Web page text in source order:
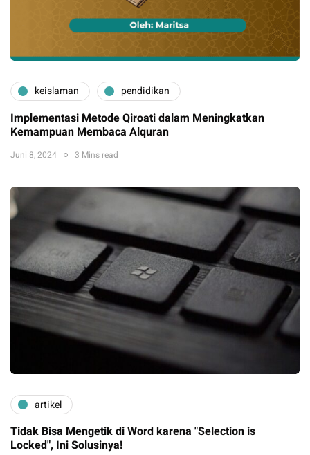
keislaman pendidikan
Implementasi Metode Qiroati dalam Meningkatkan
Kemampuan Membaca Alquran
Juni 8, 2024 3 Mins read
artikel
Tidak Bisa Mengetik di Word karena "Selection is
Locked", Ini Solusinya!